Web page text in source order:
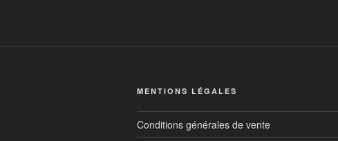
MENTIONS LÉGALES
Conditions générales de vente